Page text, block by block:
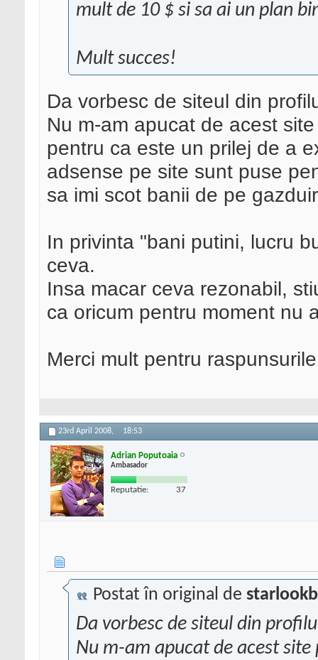
mult de 10 $ si sa ai un plan
Mult succes!
Da vorbesc de siteul din
Nu m-am apucat de acest
pentru ca este un prilej de a
adsense pe site sunt puse
sa imi scot banii de pe
In privinta "bani putini, lucru
ceva.
Insa macar ceva rezonabil,
ca oricum pentru moment nu
Merci mult pentru
23rd April 2008, 18:53
Adrian Poputoaia
Ambasador
Reputatie: 37
Postat în original de
Da vorbesc de siteul din
Nu m-am apucat de acest